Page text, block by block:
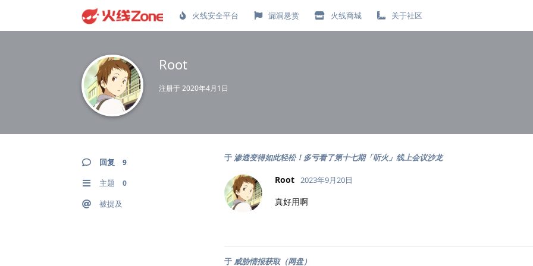
火线安全平台 漏洞悬赏 火线商城 关于社区
Root
注册于2020年4月1日
回复 9
主题 0
被提及
于 渗透变得如此轻松！多亏看了第十七期「听火」线上会议沙龙
Root 2023年9月20日
真好用啊
于威胁情报获取（网盘）